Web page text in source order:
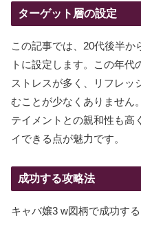
ターゲット層の設定
この記事では、20代後半か
トに設定します。この年
ストレスが多く、リフレッ
むことが少なくありません
テイメントとの親和性も高
イできる点が魅力です。
成功する攻略法
キャバ嬢3 w図柄で成功す